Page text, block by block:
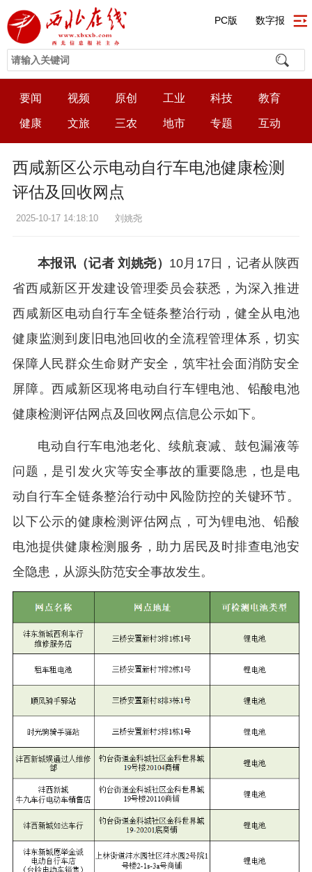
PC版 数字报
要闻 视频 原创 工业 科技 教育
健康 文旅 三农 地市 专题 互动
西咸新区公示电动自行车电池健康检测
评估及回收网点
2025-10-17 14:18:10 刘姚尧
本报讯（记者 刘姚尧） 10月17日，记者从陕西
省西咸新区开发建设管理委员会获悉，为深入推进
西咸新区电动自行车全链条整治行动，健全从电池
健康监测到废旧电池回收的全流程管理体系，切实
保障人民群众生命财产安全，筑牢社会面消防安全
屏障。西咸新区现将电动自行车锂电池、铅酸电池
健康检测评估网点及回收网点信息公示如下。
电动自行车电池老化、续航衰减、鼓包漏液等
问题，是引发火灾等安全事故的重要隐患，也是电
动自行车全链条整治行动中风险防控的关键环节。
以下公示的健康检测评估网点，可为锂电池、铅酸
电池提供健康检测服务，助力居民及时排查电池安
全隐患，从源头防范安全事故发生。